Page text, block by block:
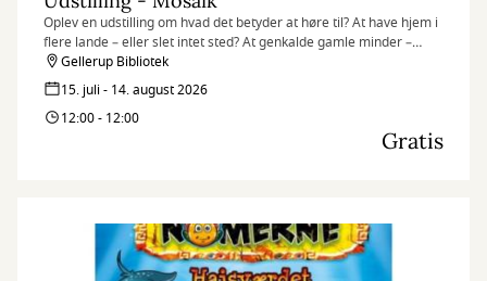
Oplev en udstilling om hvad det betyder at høre til? At have hjem i
flere lande – eller slet intet sted? At genkalde gamle minder –
egne som overleverede? At være en del af fællesskabet – og
alligevel stå ud fra mængden?
Gellerup Bibliotek
15. juli - 14. august 2026
12:00 - 12:00
Gratis